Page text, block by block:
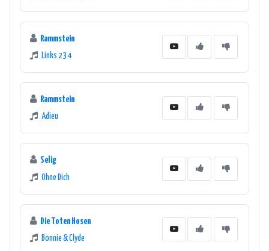
Rammstein
Links 2 3 4
Rammstein
Adieu
Selig
Ohne Dich
Die Toten Hosen
Bonnie & Clyde